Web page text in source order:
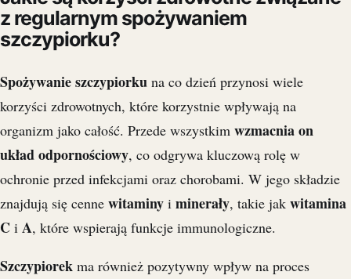
z regularnym spożywaniem
szczypiorku?
Spożywanie szczypiorku na co dzień przynosi wiele
korzyści zdrowotnych, które korzystnie wpływają na
organizm jako całość. Przede wszystkim wzmacnia on
układ odpornościowy, co odgrywa kluczową rolę w
ochronie przed infekcjami oraz chorobami. W jego składzie
znajdują się cenne witaminy i minerały, takie jak witamina
C i A, które wspierają funkcje immunologiczne.
Szczypiorek ma również pozytywny wpływ na proces